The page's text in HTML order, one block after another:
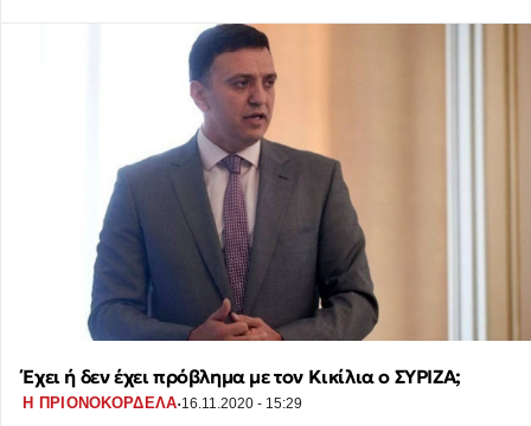
Έχει ή δεν έχει πρόβλημα με τον Κικίλια ο ΣΥΡΙΖΑ;
Η ΠΡΙΟΝΟΚΟΡΔΕΛΑ·16.11.2020 - 15:29